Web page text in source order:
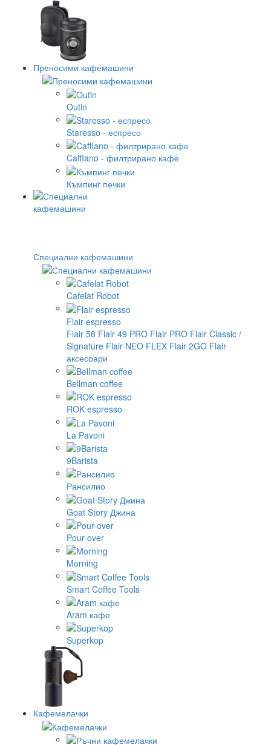
Преносими кафемашини
Outin
Staresso - еспресо
Cafflano - филтрирано кафе
Къмпинг печки
Специални кафемашини
Cafelat Robot
Flair espresso
Flair 58 Flair 49 PRO Flair PRO Flair Classic /
Signature Flair NEO FLEX Flair 2GO Flair
аксесоари
Bellman coffee
ROK espresso
La Pavoni
9Barista
Рансилио
Goat Story Джина
Pour-over
Morning
Smart Coffee Tools
Aram кафе
Superkop
Кафемелачки